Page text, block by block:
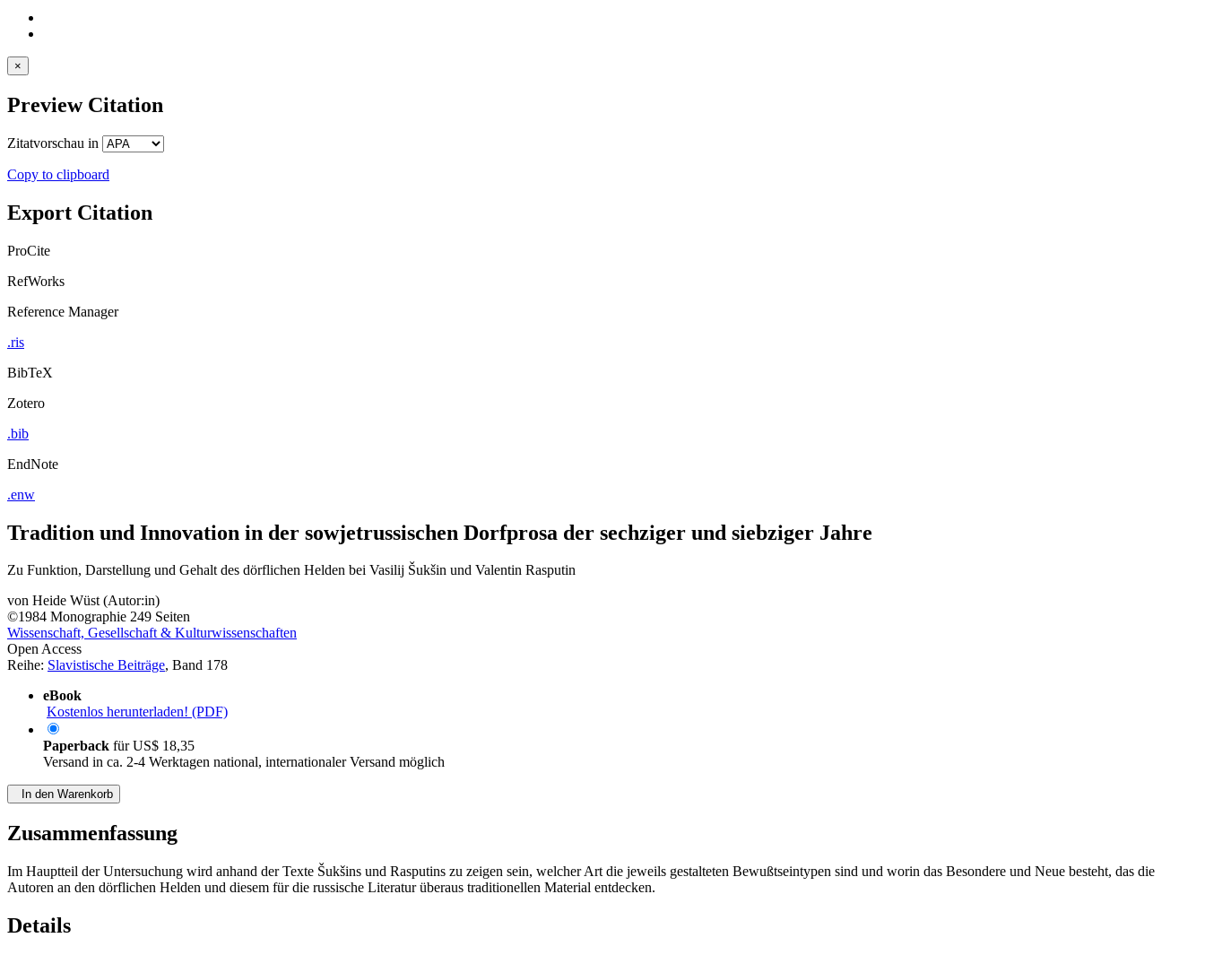
×
Preview Citation
Zitatvorschau in
Copy to clipboard
Export Citation
ProCite
RefWorks
Reference Manager
.ris
BibTeX
Zotero
.bib
EndNote
.enw
Tradition und Innovation in der sowjetrussischen Dorfprosa der sechziger und siebziger Jahre
Zu Funktion, Darstellung und Gehalt des dörflichen Helden bei Vasilij Šukšin und Valentin Rasputin
von Heide Wüst (Autor:in)
©1984 Monographie 249 Seiten
Wissenschaft, Gesellschaft & Kulturwissenschaften
Open Access
Reihe: Slavistische Beiträge, Band 178
eBook
Kostenlos herunterladen! (PDF)
Paperback fürUS$ 18,35
Versand in ca. 2-4 Werktagen national, internationaler Versand möglich
In den Warenkorb
Zusammenfassung
Im Hauptteil der Untersuchung wird anhand der Texte Šukšins und Rasputins zu zeigen sein, welcher Art die jeweils gestalteten Bewußtseintypen sind und worin das Besondere und Neue besteht, das die
Autoren an den dörflichen Helden und diesem für die russische Literatur überaus traditionellen Material entdecken.
Details